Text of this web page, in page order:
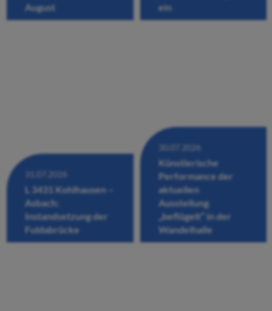
August
ein
31.07.2026
L 3431 Kohlhausen –
Asbach:
Instandsetzung der
Fuldabrücke
30.07.2026
Künstlerische
Performance der
aktuellen
Ausstellung
„beflügelt“ in der
Wandelhalle